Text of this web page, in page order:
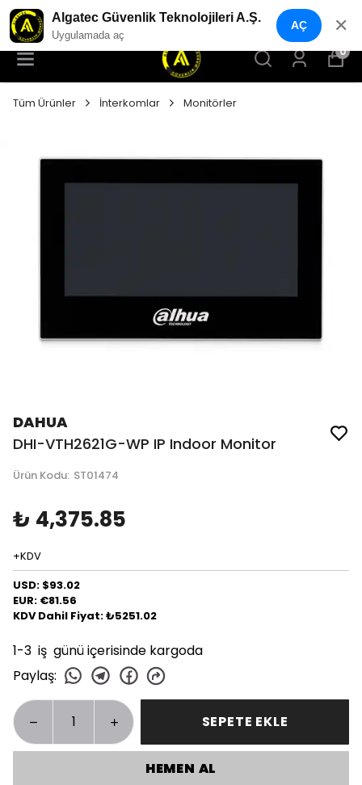
YENI NESIL GÜVENLIK GEÇIŞ SISTEMLERI
0
Tüm Ürünler İnterkomlar Monitörler
DAHUA
DHI-VTH2621G-WP IP Indoor Monitor
Ürün Kodu: ST01474
₺ 4,375.85
+KDV
USD: $93.02
EUR: €81.56
KDV Dahil Fiyat: ₺5251.02
1-3 iş günü içerisinde kargoda
Paylaş:
SEPETE EKLE
HEMEN AL
Algatec Güvenlik Teknolojileri A.Ş.
Uygulamada aç
AÇ ✕